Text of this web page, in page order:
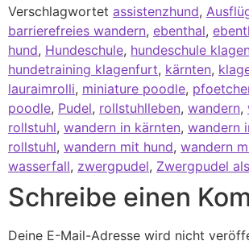
Verschlagwortet assistenzhund,
barrierefreies wandern, ebenthal,
hund, Hundeschule, hundeschule
hundetraining klagenfurt, kärnten,
lauraimrolli, miniature poodle,
poodle, Pudel, rollstuhlleben, wandern,
rollstuhl, wandern in kärnten, wandern
rollstuhl, wandern mit hund, wandern
wasserfall, zwergpudel, Zwergpudel
Schreibe einen
Deine E-Mail-Adresse wird nicht